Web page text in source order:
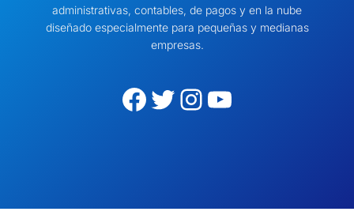
administrativas, contables, de pagos y en la nube
diseñado especialmente para pequeñas y medianas
empresas.
Facebook Twitter Instagram YouTube